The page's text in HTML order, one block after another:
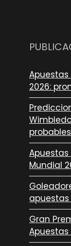
Apuestas
2026:
probables
Mundial
apuestas
Gran
Apuestas